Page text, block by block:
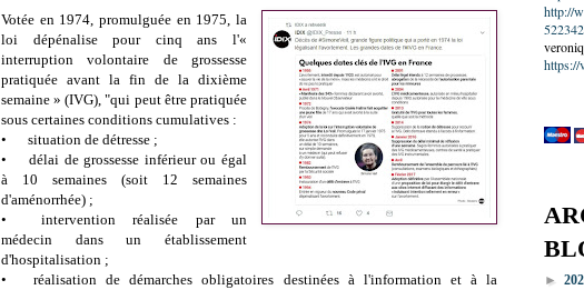
Votée en 1974, promulguée en 1975, la
loi dépénalise pour cinq ans l'«
interruption volontaire de grossesse
pratiquée avant la fin de la dixième
semaine » (IVG), "qui peut être pratiquée
sous certaines conditions cumulatives :
•
situation de détresse ;
•
délai de grossesse inférieur ou égal
à 10 semaines (soit 12 semaines
d'aménorrhée) ;
•
intervention réalisée par un
médecin dans un établissement
d'hospitalisation ;
•
réalisation de démarches obligatoires destinées à l'information et à la
http://
522342
https://
►